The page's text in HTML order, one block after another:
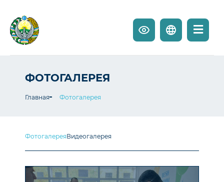
ФОТОГАЛЕРЕЯ
Главная Фотогалерея
ФотогалереяВидеогалерея